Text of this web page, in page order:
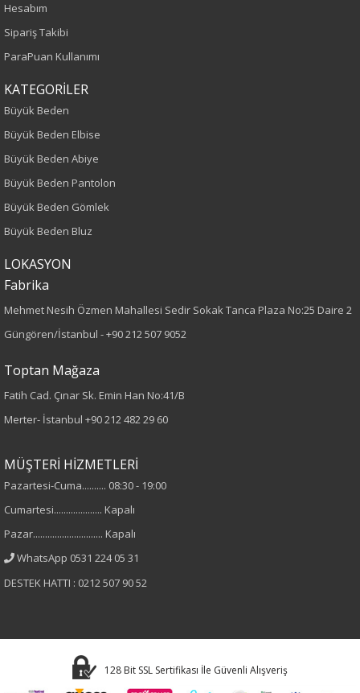
Yaş Grubu
Kalıp
Desen
Kumaş
%100 Polyester
Cinsiyet
Kadın
Hesabım
Sipariş Takibi
ParaPuan Kullanımı
KATEGORİLER
Büyük Beden
Büyük Beden Elbise
Büyük Beden Abiye
Büyük Beden Pantolon
Büyük Beden Gömlek
Büyük Beden Bluz
LOKASYON
Fabrika
Mehmet Nesih Özmen Mahallesi Sedir Sokak Tanca Plaza No:25 Daire 2
Güngören/İstanbul -+90 212 507 9052
Toptan Mağaza
Fatih Cad. Çınar Sk. Emin Han No:41/B
Merter- İstanbul +90 212 482 29 60
MÜŞTERİ HİZMETLERİ
Pazartesi-Cuma.......... 08:30 - 19:00
Cumartesi.................... Kapalı
Pazar............................. Kapalı
WhatsApp 0531 224 05 31
DESTEK HATTI : 0212 507 90 52
128 Bit SSL Sertifikası İle Güvenli Alışveriş